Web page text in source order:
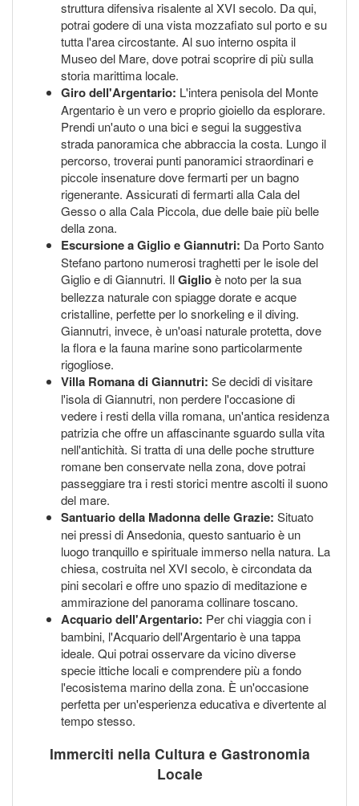
struttura difensiva risalente al XVI secolo. Da qui,
potrai godere di una vista mozzafiato sul porto e su
tutta l'area circostante. Al suo interno ospita il
Museo del Mare, dove potrai scoprire di più sulla
storia marittima locale.
Giro dell'Argentario: L'intera penisola del Monte
Argentario è un vero e proprio gioiello da esplorare.
Prendi un'auto o una bici e segui la suggestiva
strada panoramica che abbraccia la costa. Lungo il
percorso, troverai punti panoramici straordinari e
piccole insenature dove fermarti per un bagno
rigenerante. Assicurati di fermarti alla Cala del
Gesso o alla Cala Piccola, due delle baie più belle
della zona.
Escursione a Giglio e Giannutri: Da Porto Santo
Stefano partono numerosi traghetti per le isole del
Giglio e di Giannutri. IlGiglioè noto per la sua
bellezza naturale con spiagge dorate e acque
cristalline, perfette per lo snorkeling e il diving.
Giannutri, invece, è un'oasi naturale protetta, dove
la flora e la fauna marine sono particolarmente
rigogliose.
Villa Romana di Giannutri: Se decidi di visitare
l'isola di Giannutri, non perdere l'occasione di
vedere i resti della villa romana, un'antica residenza
patrizia che offre un affascinante sguardo sulla vita
nell'antichità. Si tratta di una delle poche strutture
romane ben conservate nella zona, dove potrai
passeggiare tra i resti storici mentre ascolti il suono
del mare.
Santuario della Madonna delle Grazie: Situato
nei pressi di Ansedonia, questo santuario è un
luogo tranquillo e spirituale immerso nella natura. La
chiesa, costruita nel XVI secolo, è circondata da
pini secolari e offre uno spazio di meditazione e
ammirazione del panorama collinare toscano.
Acquario dell'Argentario: Per chi viaggia con i
bambini, l'Acquario dell'Argentario è una tappa
ideale. Qui potrai osservare da vicino diverse
specie ittiche locali e comprendere più a fondo
l'ecosistema marino della zona. È un'occasione
perfetta per un'esperienza educativa e divertente al
tempo stesso.
Immerciti nella Cultura e Gastronomia
Locale